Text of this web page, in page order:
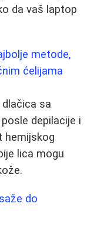
da vaš laptop
metode,
ćelijama
sa
depilacije i
hemijskog
lica mogu
do